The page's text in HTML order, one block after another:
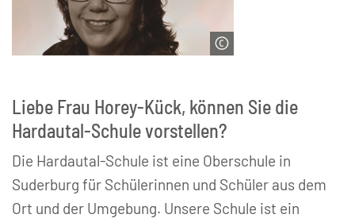
Liebe Frau Horey-Kück, können Sie die
Hardautal-Schule vorstellen?
Die Hardautal-Schule ist eine Oberschule in
Suderburg für Schülerinnen und Schüler aus dem
Ort und der Umgebung. Unsere Schule ist ein